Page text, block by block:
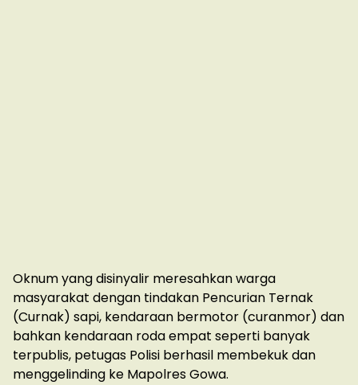
Oknum yang disinyalir meresahkan warga
masyarakat dengan tindakan Pencurian Ternak
(Curnak) sapi, kendaraan bermotor (curanmor) dan
bahkan kendaraan roda empat seperti banyak
terpublis, petugas Polisi berhasil membekuk dan
menggelinding ke Mapolres Gowa.